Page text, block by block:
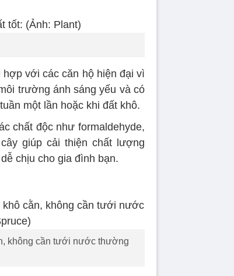
với các căn hộ hiện đại vì
trường ánh sáng yếu và có
một lần hoặc khi đất khô.
chất độc như formaldehyde,
giúp cải thiện chất lượng
chịu cho gia đình bạn.
không cần tưới nước thường